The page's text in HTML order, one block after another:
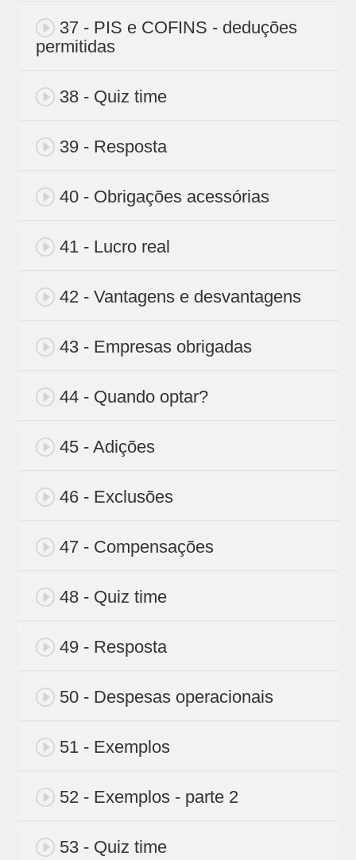
37 - PIS e COFINS - deduções
permitidas
38 - Quiz time
39 - Resposta
40 - Obrigações acessórias
41 - Lucro real
42 - Vantagens e desvantagens
43 - Empresas obrigadas
44 - Quando optar?
45 - Adições
46 - Exclusões
47 - Compensações
48 - Quiz time
49 - Resposta
50 - Despesas operacionais
51 - Exemplos
52 - Exemplos - parte 2
53 - Quiz time